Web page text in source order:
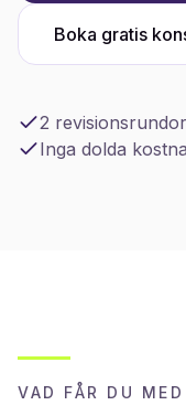
Boka gratis
2 revisionsrundor
Inga dolda
VAD FÅR DU